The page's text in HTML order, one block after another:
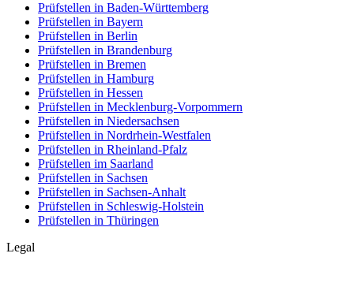
Prüfstellen in Baden-Württemberg
Prüfstellen in Bayern
Prüfstellen in Berlin
Prüfstellen in Brandenburg
Prüfstellen in Bremen
Prüfstellen in Hamburg
Prüfstellen in Hessen
Prüfstellen in Mecklenburg-Vorpommern
Prüfstellen in Niedersachsen
Prüfstellen in Nordrhein-Westfalen
Prüfstellen in Rheinland-Pfalz
Prüfstellen im Saarland
Prüfstellen in Sachsen
Prüfstellen in Sachsen-Anhalt
Prüfstellen in Schleswig-Holstein
Prüfstellen in Thüringen
Legal